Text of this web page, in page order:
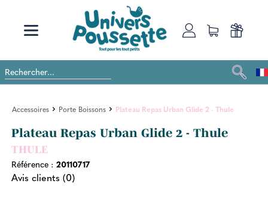
Accessoires Porte Boissons Plateau Repas Urban Glide 2 - Thule
Plateau Repas Urban Glide 2 - Thule
THULE
Référence : 20110717
Avis clients (0)